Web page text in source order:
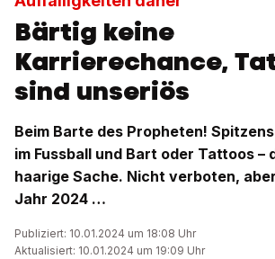
Bärtig keine
Karrierechance,
sind unseriös
Beim Barte des Propheten!
im Fussball und Bart oder Tattoos –
haarige Sache. Nicht verboten,
Jahr 2024 …
Publiziert: 10.01.2024 um 18:08 Uhr
Aktualisiert: 10.01.2024 um 19:09 Uhr